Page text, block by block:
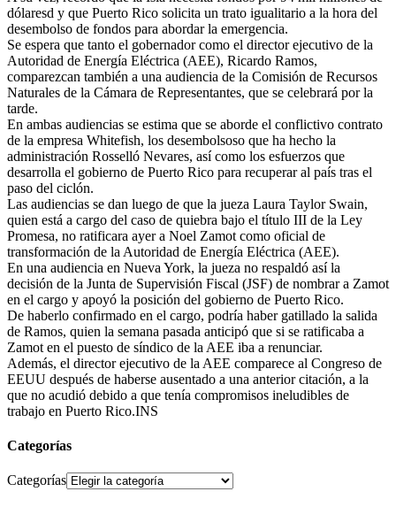
dólaresd y que Puerto Rico solicita un trato igualitario a la hora del
desembolso de fondos para abordar la emergencia.
Se espera que tanto el gobernador como el director ejecutivo de la
Autoridad de Energía Eléctrica (AEE), Ricardo Ramos,
comparezcan también a una audiencia de la Comisión de Recursos
Naturales de la Cámara de Representantes, que se celebrará por la
tarde.
En ambas audiencias se estima que se aborde el conflictivo contrato
de la empresa Whitefish, los desembolsoso que ha hecho la
administración Rosselló Nevares, así como los esfuerzos que
desarrolla el gobierno de Puerto Rico para recuperar al país tras el
paso del ciclón.
Las audiencias se dan luego de que la jueza Laura Taylor Swain,
quien está a cargo del caso de quiebra bajo el título III de la Ley
Promesa, no ratificara ayer a Noel Zamot como oficial de
transformación de la Autoridad de Energía Eléctrica (AEE).
En una audiencia en Nueva York, la jueza no respaldó así la
decisión de la Junta de Supervisión Fiscal (JSF) de nombrar a Zamot
en el cargo y apoyó la posición del gobierno de Puerto Rico.
De haberlo confirmado en el cargo, podría haber gatillado la salida
de Ramos, quien la semana pasada anticipó que si se ratificaba a
Zamot en el puesto de síndico de la AEE iba a renunciar.
Además, el director ejecutivo de la AEE comparece al Congreso de
EEUU después de haberse ausentado a una anterior citación, a la
que no acudió debido a que tenía compromisos ineludibles de
trabajo en Puerto Rico.INS
Categorías
Categorías